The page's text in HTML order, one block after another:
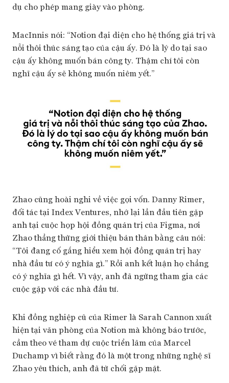
dụ cho phép mang giày vào phòng.
MacInnis nói: “Notion đại diện cho hệ thống giá trị và
nỗi thôi thúc sáng tạo của cậu ấy. Đó là lý do tại sao
cậu ấy không muốn bán công ty. Thậm chí tôi còn
nghĩ cậu ấy sẽ không muốn niêm yết.”
Zhao cũng hoài nghi về việc gọi vốn. Danny Rimer,
đối tác tại Index Ventures, nhớ lại lần đầu tiên gặp
anh tại cuộc họp hội đồng quản trị của Figma, nơi
Zhao thẳng thừng giới thiệu bản thân bằng câu nói:
“Tôi đang cố gắng hiểu xem hội đồng quản trị hay
nhà đầu tư có ý nghĩa gì.” Rồi anh kết luận họ chẳng
có ý nghĩa gì hết. Vì vậy, anh đã ngừng tham gia các
cuộc gặp với các nhà đầu tư.
Khi đồng nghiệp cũ của Rimer là Sarah Cannon xuất
hiện tại văn phòng của Notion mà không báo trước,
cầm theo vé tham dự cuộc triển lãm của Marcel
Duchamp vì biết rằng đó là một trong những nghệ sĩ
Zhao yêu thích, anh đã từ chối gặp mặt.